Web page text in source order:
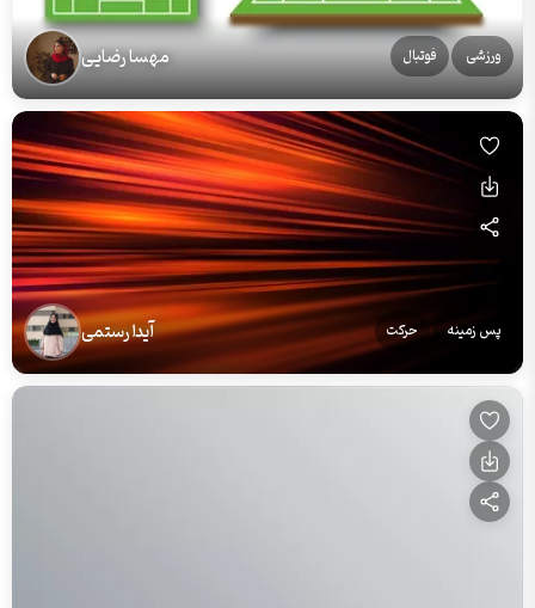
ورزشی فوتبال مهسا رضایی
پس زمینه حرکت آیدا رستمی